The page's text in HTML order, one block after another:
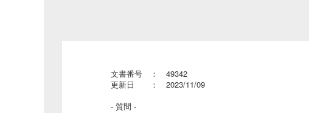
文書番号 ： 49342
更新日 ： 2023/11/09
- 質問 -